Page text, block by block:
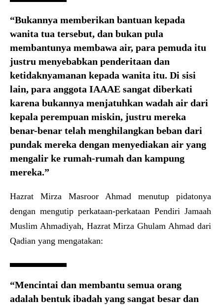
“Bukannya memberikan bantuan kepada
wanita tua tersebut, dan bukan pula
membantunya membawa air, para pemuda itu
justru menyebabkan penderitaan dan
ketidaknyamanan kepada wanita itu. Di sisi
lain, para anggota IAAAE sangat diberkati
karena bukannya menjatuhkan wadah air dari
kepala perempuan miskin, justru mereka
benar-benar telah menghilangkan beban dari
pundak mereka dengan menyediakan air yang
mengalir ke rumah-rumah dan kampung
mereka.”
Hazrat Mirza Masroor Ahmad menutup pidatonya
dengan mengutip perkataan-perkataan Pendiri Jamaah
Muslim Ahmadiyah, Hazrat Mirza Ghulam Ahmad dari
Qadian yang mengatakan:
“Mencintai dan membantu semua orang
adalah bentuk ibadah yang sangat besar dan